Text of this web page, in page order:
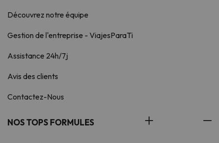
Découvrez notre équipe
Gestion de l'entreprise - ViajesParaTi
Assistance 24h/7j
Avis des clients
Contactez-Nous
NOS TOPS FORMULES